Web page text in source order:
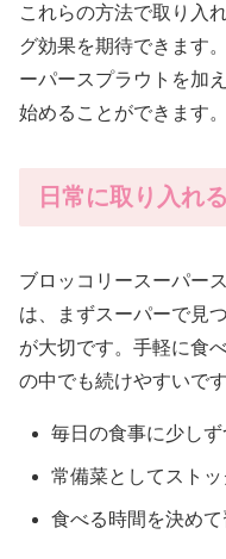
これらの方法で取り入
グ効果を期待できます
ーパースプラウトを加
始めることができます。
日常に取り入れ
ブロッコリースーパー
は、まずスーパーで見
が大切です。手軽に食
の中でも続けやすいです
毎日の食事に少しず
常備菜としてストッ
食べる時間を決め